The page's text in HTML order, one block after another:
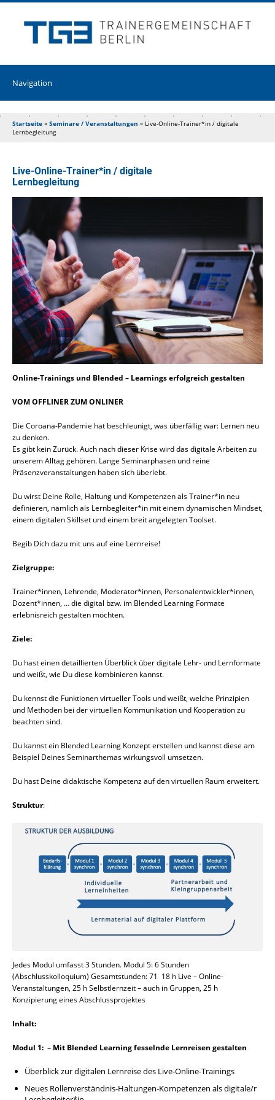
Startseite » Seminare / Veranstaltungen » Live-Online-Trainer*in / digitale
Lernbegleitung
Live-Online-Trainer*in / digitale
Lernbegleitung
Online-Trainings und Blended – Learnings erfolgreich gestalten
VOM OFFLINER ZUM ONLINER
Die Coroana-Pandemie hat beschleunigt, was überfällig war: Lernen neu
zu denken.
Es gibt kein Zurück. Auch nach dieser Krise wird das digitale Arbeiten zu
unserem Alltag gehören. Lange Seminarphasen und reine
Präsenzveranstaltungen haben sich überlebt.
Du wirst Deine Rolle, Haltung und Kompetenzen als Trainer*in neu
definieren, nämlich als Lernbegleiter*in mit einem dynamischen Mindset,
einem digitalen Skillset und einem breit angelegten Toolset.
Begib Dich dazu mit uns auf eine Lernreise!
Zielgruppe:
Trainer*innen, Lehrende, Moderator*innen, Personalentwickler*innen,
Dozent*innen, … die digital bzw. im Blended Learning Formate
erlebnisreich gestalten möchten.
Ziele:
Du hast einen detaillierten Überblick über digitale Lehr- und Lernformate
und weißt, wie Du diese kombinieren kannst.
Du kennst die Funktionen virtueller Tools und weißt, welche Prinzipien
und Methoden bei der virtuellen Kommunikation und Kooperation zu
beachten sind.
Du kannst ein Blended Learning Konzept erstellen und kannst diese am
Beispiel Deines Seminarthemas wirkungsvoll umsetzen.
Du hast Deine didaktische Kompetenz auf den virtuellen Raum erweitert.
Struktur:
Jedes Modul umfasst 3 Stunden. Modul 5: 6 Stunden
(Abschlusskolloquium) Gesamtstunden: 71 18 h Live – Online-
Veranstaltungen, 25 h Selbstlernzeit – auch in Gruppen, 25 h
Konzipierung eines Abschlussprojektes
Inhalt:
Modul 1: – Mit Blended Learning fesselnde Lernreisen gestalten
Überblick zur digitalen Lernreise des Live-Online-Trainings
Neues Rollenverständnis-Haltungen-Kompetenzen als digitale/r